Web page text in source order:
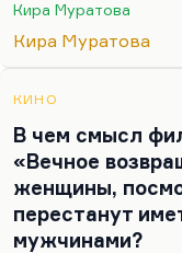
экспликацию,
который был
потрясающий
Печорин
и часть
как бы наблюдая
Печорина ещё не
далевского в
Кира Муратова
Кира Муратова
КИНО
В чем смысл
«Вечное
женщины,
перестанут
мужчинами?